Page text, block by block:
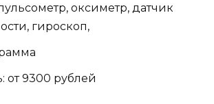
оксиметр, датчик
гироскоп,
от 9300 рублей